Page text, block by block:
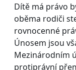
Dítě má právo
oběma rodiči
rovnocenné
Únosem jsou
Mezinárodním
protiprávní